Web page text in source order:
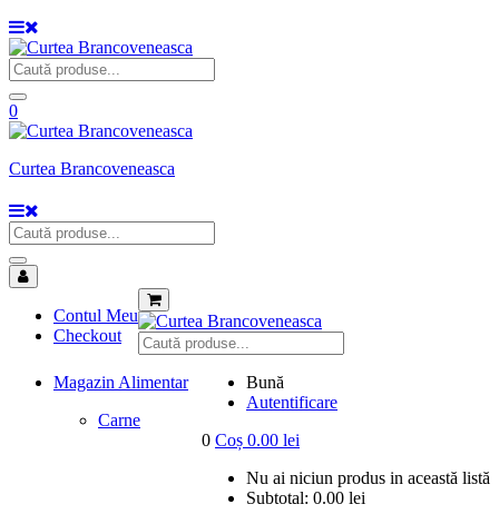
0
Curtea Brancoveneasca
Contul Meu
Checkout
Bună
Autentificare
0 Coș 0.00 lei
Nu ai niciun produs in această listă
Subtotal: 0.00 lei
Magazin Alimentar
Carne